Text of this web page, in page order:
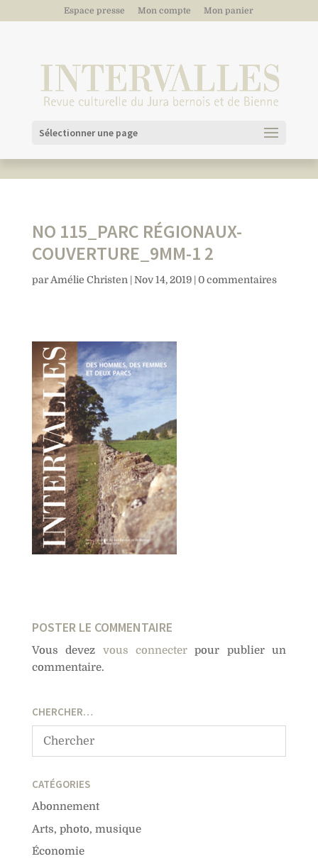
Espace presse Mon compte Mon panier
Sélectionner une page
NO 115_PARC RÉGIONAUX-
COUVERTURE_9MM-1 2
parAmélie Christen | Nov 14, 2019| 0 commentaires
POSTER LE COMMENTAIRE
Vous devez vous connecter pour publier un
commentaire.
CHERCHER…
CATÉGORIES
Abonnement
Arts, photo, musique
Économie